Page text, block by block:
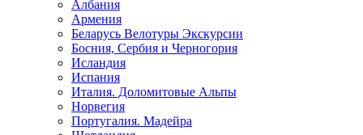
Албания
Армения
Беларусь Велотуры Экскурсии
Босния, Сербия и Черногория
Исландия
Испания
Италия. Доломитовые Альпы
Норвегия
Португалия. Мадейра